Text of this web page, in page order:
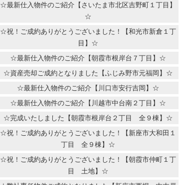
☆最新仕入物件のご紹介【さいたま市北区吉野町１丁目】
☆
☆祝！ご成約ありがとうございました！【和光市新倉１丁
目】☆
☆最新仕入物件のご紹介【朝霞市根岸台７丁目】☆
☆資産売却ご成約となりました【ふじみ野市元福岡】☆
☆最新仕入物件のご紹介【川口市安行吉岡】☆
☆最新仕入物件のご紹介【川越市中台南２丁目】☆
☆完成いたしました【朝霞市根岸台２丁目 全９棟】☆
☆祝！ご成約ありがとうございました！【新座市大和田１
丁目 全９棟】☆
☆祝！ご成約ありがとうございました！【朝霞市仲町１丁
目 土地】☆